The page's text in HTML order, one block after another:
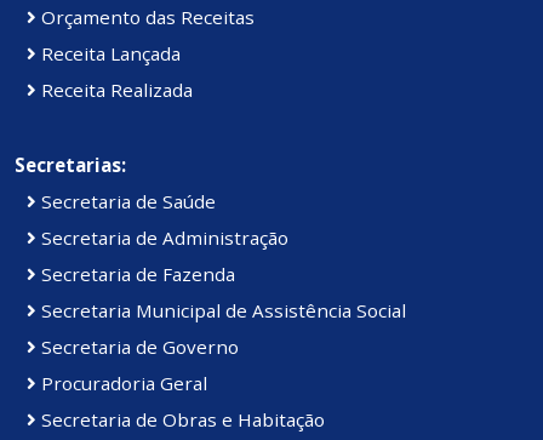
Orçamento das Receitas
Receita Lançada
Receita Realizada
Secretarias:
Secretaria de Saúde
Secretaria de Administração
Secretaria de Fazenda
Secretaria Municipal de Assistência Social
Secretaria de Governo
Procuradoria Geral
Secretaria de Obras e Habitação